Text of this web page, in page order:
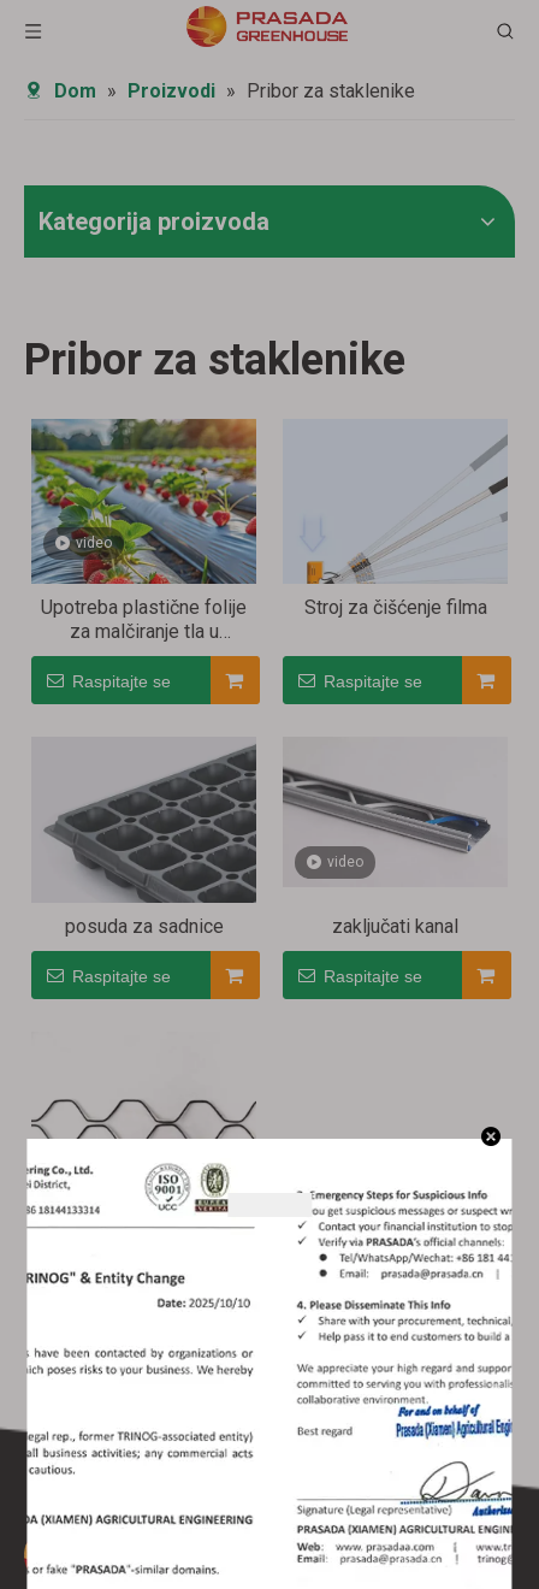
Dom » Proizvodi » Pribor za staklenike
Kategorija proizvoda
Pribor za staklenike
video
Upotreba plastične folije
za malčiranje tla u
poljoprivredi
Raspitajte se
Stroj za čišćenje filma
Raspitajte se
posuda za sadnice
Raspitajte se
video
zaključati kanal
Raspitajte se
Film za staklenik Wiggle
Raspitajte se